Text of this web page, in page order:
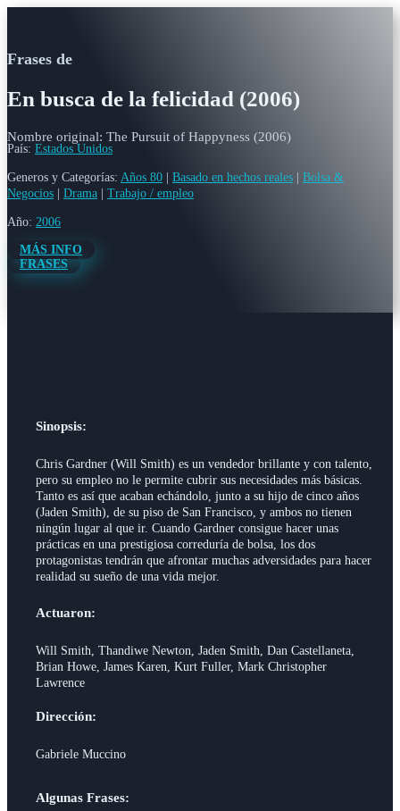
Frases de
En busca de la felicidad (2006)
Nombre original: The Pursuit of Happyness (2006)
País: Estados Unidos
Generos y Categorías: Años 80 Basado en hechos reales
Bolsa &
Negocios
Drama Trabajo / empleo
Año: 2006
MÁS INFO
FRASES
Sinopsis:
Chris Gardner (Will Smith) es un vendedor brillante y con talento,
pero su empleo no le permite cubrir sus necesidades más básicas.
Tanto es así que acaban echándolo, junto a su hijo de cinco años
(Jaden Smith), de su piso de San Francisco, y ambos no tienen
ningún lugar al que ir. Cuando Gardner consigue hacer unas
prácticas en una prestigiosa correduría de bolsa, los dos
protagonistas tendrán que afrontar muchas adversidades para hacer
realidad su sueño de una vida mejor.
Actuaron:
Will Smith, Thandiwe Newton, Jaden Smith, Dan Castellaneta,
Brian Howe, James Karen, Kurt Fuller, Mark Christopher
Lawrence
Dirección:
Gabriele Muccino
Algunas Frases: